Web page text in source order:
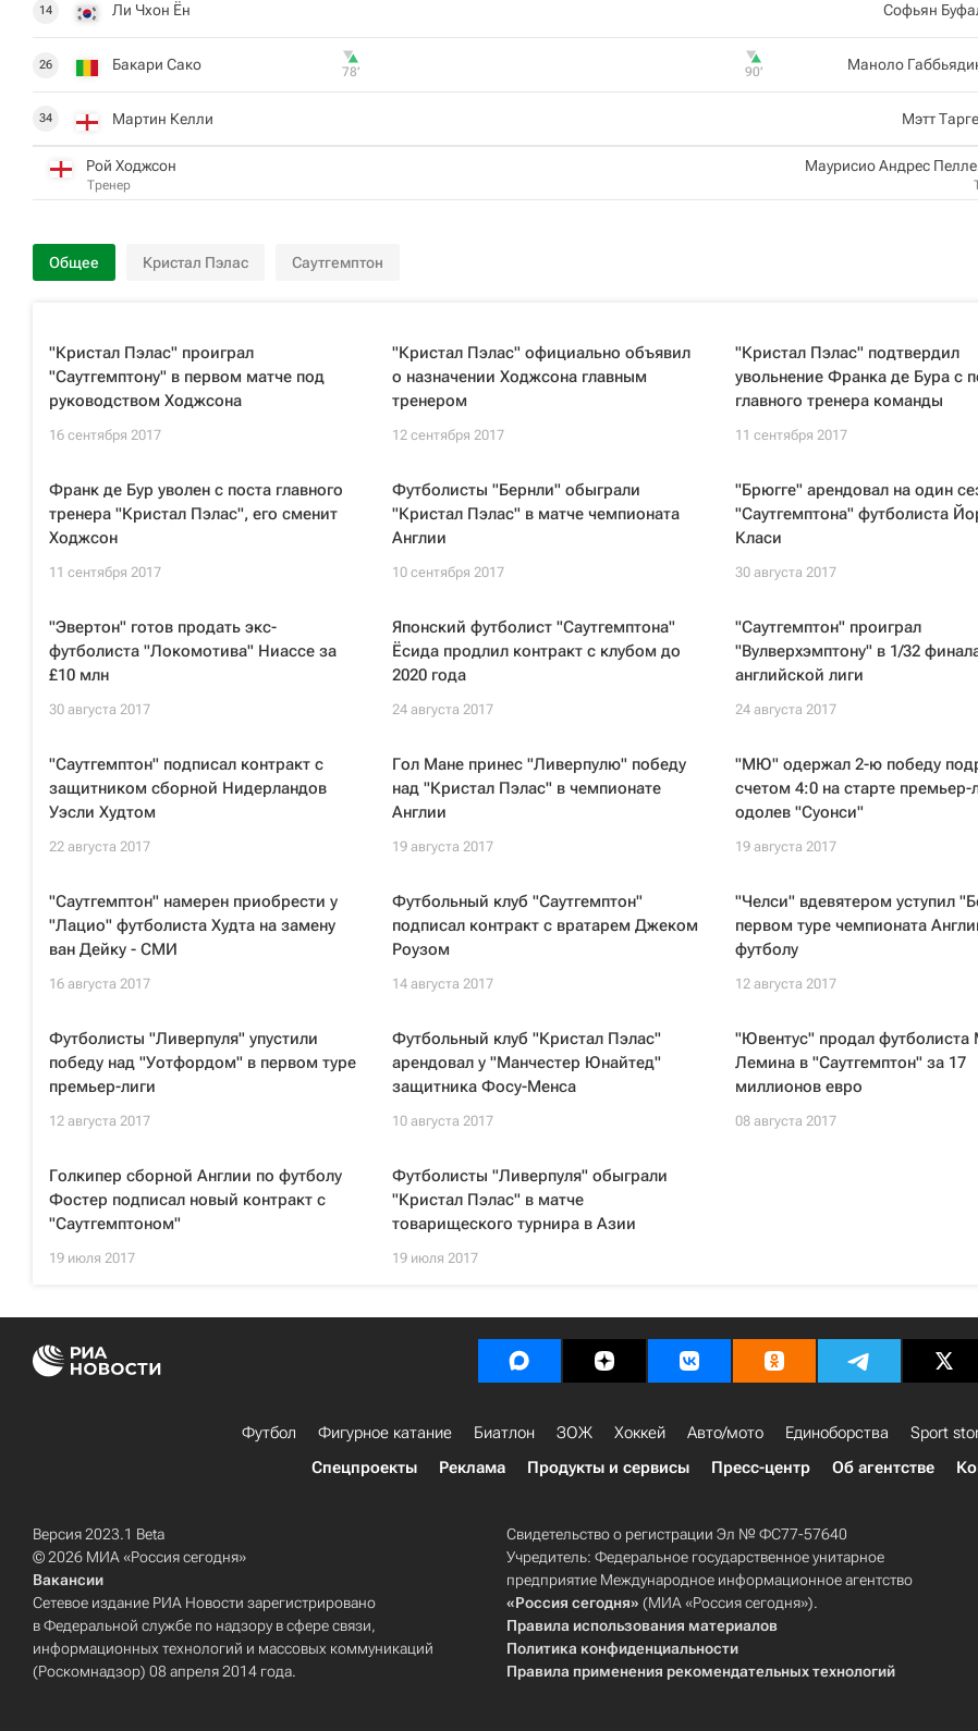
14 Ли Чхон Ён
26 Бакари Сако 78‎’‎
34 Мартин Келли
Рой Ходжсон
Тренер
Софьян
Маноло
90‎’‎
Мэтт
Маурисио Андрес
Общее Кристал Пэлас Саутгемптон
"Кристал Пэлас" проиграл
"Саутгемптону" в первом матче под
руководством Ходжсона
16 сентября 2017
"Кристал Пэлас" официально объявил
о назначении Ходжсона главным
тренером
12 сентября 2017
"Кристал Пэлас" подтвердил
увольнение Франка де Бура с
главного тренера команды
11 сентября 2017
Франк де Бур уволен с поста главного
тренера "Кристал Пэлас", его сменит
Ходжсон
11 сентября 2017
Футболисты "Бернли" обыграли
"Кристал Пэлас" в матче чемпионата
Англии
10 сентября 2017
"Брюгге" арендовал на один
"Саутгемптона" футболиста
Класи
30 августа 2017
"Эвертон" готов продать экс-
футболиста "Локомотива" Ниассе за
£10 млн
30 августа 2017
Японский футболист "Саутгемптона"
Ёсида продлил контракт с клубом до
2020 года
24 августа 2017
"Саутгемптон" проиграл
"Вулверхэмптону" в 1/32
английской лиги
24 августа 2017
"Саутгемптон" подписал контракт с
защитником сборной Нидерландов
Уэсли Худтом
22 августа 2017
Гол Мане принес "Ливерпулю" победу
над "Кристал Пэлас" в чемпионате
Англии
19 августа 2017
"МЮ" одержал 2-ю победу
счетом 4:0 на старте премьер-
одолев "Суонси"
19 августа 2017
"Саутгемптон" намерен приобрести у
"Лацио" футболиста Худта на замену
ван Дейку - СМИ
16 августа 2017
Футбольный клуб "Саутгемптон"
подписал контракт с вратарем Джеком
Роузом
14 августа 2017
"Челси" вдевятером уступил
первом туре чемпионата
футболу
12 августа 2017
Футболисты "Ливерпуля" упустили
победу над "Уотфордом" в первом туре
премьер-лиги
12 августа 2017
Футбольный клуб "Кристал Пэлас"
арендовал у "Манчестер Юнайтед"
защитника Фосу-Менса
10 августа 2017
"Ювентус" продал футболиста
Лемина в "Саутгемптон" за 17
миллионов евро
08 августа 2017
Голкипер сборной Англии по футболу
Фостер подписал новый контракт с
"Саутгемптоном"
19 июля 2017
Футболисты "Ливерпуля" обыграли
"Кристал Пэлас" в матче
товарищеского турнира в Азии
19 июля 2017
Футбол Фигурное катание Биатлон ЗОЖ Хоккей Авто/мото Единоборства Sport
Спецпроекты
Реклама Продукты и сервисы Пресс-центр Об агентстве
Версия 2023.1 Beta
© 2026 МИА «Россия сегодня»
Вакансии
Сетевое издание РИА Новости зарегистрировано
в Федеральной службе по надзору в сфере связи,
информационных технологий и массовых коммуникаций
(Роскомнадзор) 08 апреля 2014 года.
Свидетельство о регистрации Эл № ФС77-57640
Учредитель: Федеральное государственное унитарное
предприятие Международное информационное агентство
«Россия сегодня» (МИА «Россия сегодня»).
Правила использования материалов
Политика конфиденциальности
Правила применения рекомендательных технологий